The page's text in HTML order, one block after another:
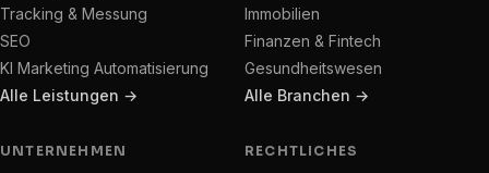
Tracking & Messung
SEO
KI Marketing Automatisierung
Alle Leistungen →
Immobilien
Finanzen & Fintech
Gesundheitswesen
Alle Branchen →
UNTERNEHMEN RECHTLICHES